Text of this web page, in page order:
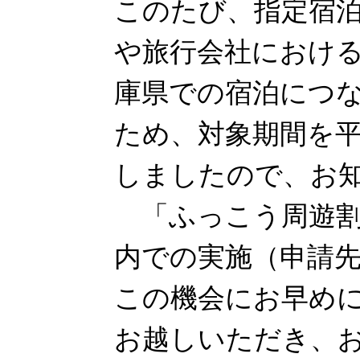
このたび、指定宿
や旅行会社におけ
庫県での宿泊につ
ため、対象期間を
しましたので、お
「ふっこう周遊
内での実施（申請
この機会にお早め
お越しいただき、